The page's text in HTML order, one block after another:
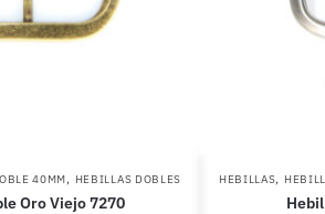
40MM, HEBILLAS DOBLES
Oro Viejo 7270
HEBILLAS,